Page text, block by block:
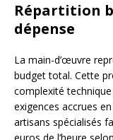
Répartition
dépense
La main-d’œuvre
budget total. Cette
complexité
exigences accrues
artisans spécialisés